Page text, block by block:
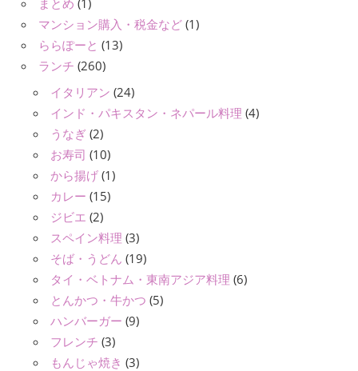
マンション購入・税金など (1)
ららぽーと (13)
ランチ (260)
イタリアン (24)
インド・パキスタン・ネパール料理 (4)
うなぎ (2)
お寿司 (10)
から揚げ (1)
カレー (15)
ジビエ (2)
スペイン料理 (3)
そば・うどん (19)
タイ・ベトナム・東南アジア料理 (6)
とんかつ・牛かつ (5)
ハンバーガー (9)
フレンチ (3)
もんじゃ焼き (3)